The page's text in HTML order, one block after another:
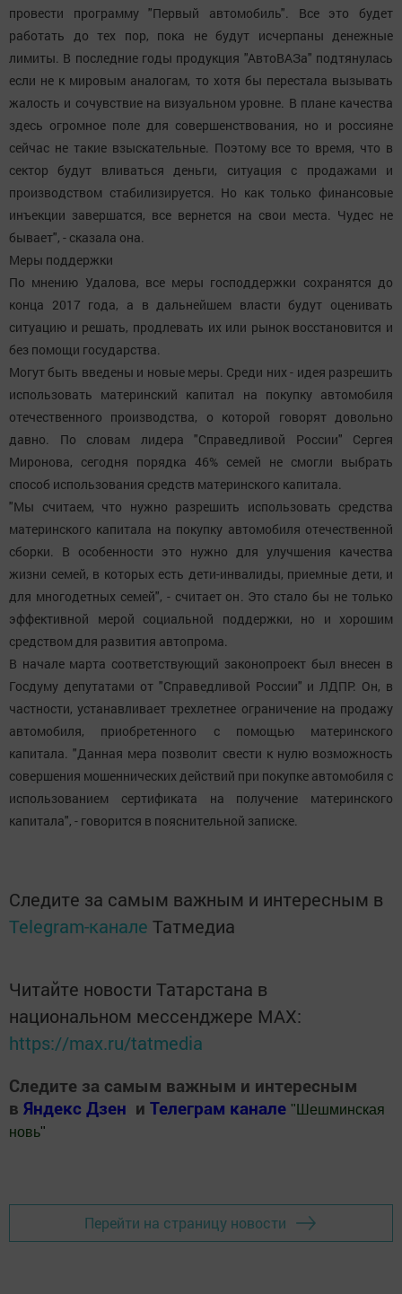
провести программу "Первый автомобиль". Все это будет
работать до тех пор, пока не будут исчерпаны денежные
лимиты. В последние годы продукция "АвтоВАЗа" подтянулась
если не к мировым аналогам, то хотя бы перестала вызывать
жалость и сочувствие на визуальном уровне. В плане качества
здесь огромное поле для совершенствования, но и россияне
сейчас не такие взыскательные. Поэтому все то время, что в
сектор будут вливаться деньги, ситуация с продажами и
производством стабилизируется. Но как только финансовые
инъекции завершатся, все вернется на свои места. Чудес не
бывает", - сказала она.
Меры поддержки
По мнению Удалова, все меры господдержки сохранятся до
конца 2017 года, а в дальнейшем власти будут оценивать
ситуацию и решать, продлевать их или рынок восстановится и
без помощи государства.
Могут быть введены и новые меры. Среди них - идея разрешить
использовать материнский капитал на покупку автомобиля
отечественного производства, о которой говорят довольно
давно. По словам лидера "Справедливой России" Сергея
Миронова, сегодня порядка 46% семей не смогли выбрать
способ использования средств материнского капитала.
"Мы считаем, что нужно разрешить использовать средства
материнского капитала на покупку автомобиля отечественной
сборки. В особенности это нужно для улучшения качества
жизни семей, в которых есть дети-инвалиды, приемные дети, и
для многодетных семей", - считает он. Это стало бы не только
эффективной мерой социальной поддержки, но и хорошим
средством для развития автопрома.
В начале марта соответствующий законопроект был внесен в
Госдуму депутатами от "Справедливой России" и ЛДПР. Он, в
частности, устанавливает трехлетнее ограничение на продажу
автомобиля, приобретенного с помощью материнского
капитала. "Данная мера позволит свести к нулю возможность
совершения мошеннических действий при покупке автомобиля с
использованием сертификата на получение материнского
капитала", - говорится в пояснительной записке.
Следите за самым важным и интересным в
Telegram-канале Татмедиа
Читайте новости Татарстана в
национальном мессенджере MАХ:
https://max.ru/tatmedia
Следите за самым важным и интересным
в Яндекс Дзен и Телеграм канале " Шешминская
новь"
Перейти на страницу новости